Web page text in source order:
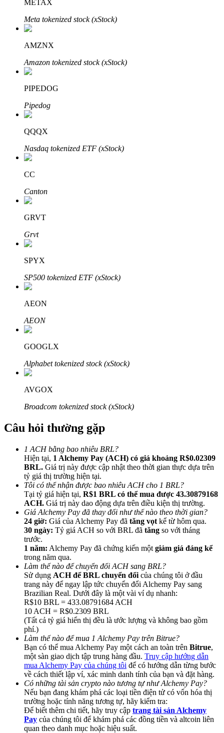
Đầu tư cố định và quản lý tài chính
Tận hưởng việc quản lý tài chính hiện tại và thu nhập lâu dài
Bitrue
Đối tác Bitrue
Đối tác Bitrue
Lên đến 65% hoa hồng!
Giới thiệu
Mời một người bạn để nhận phần thưởng tiền mặt
BTC Welcome Rewards
BTC Welcome Rewards
Deposit & Trade BTC to Share 25000 USDT prize pool!
Deposit CASHCAT & Win
METAX
Meta tokenized stock (xStock)
AMZNX
Amazon tokenized stock (xStock)
PIPEDOG
Pipedog
QQQX
Nasdaq tokenized ETF (xStock)
CC
Canton
GRVT
Grvt
SPYX
SP500 tokenized ETF (xStock)
AEON
AEON
GOOGLX
Alphabet tokenized stock (xStock)
AVGOX
Broadcom tokenized stock (xStock)
Câu hỏi thường gặp
1 ACH bằng bao nhiêu BRL?
Hiện tại, 1 Alchemy Pay (ACH) có giá khoảng R$0.02309
BRL. Giá trị này được cập nhật theo thời gian thực dựa trên
tỷ giá thị trường hiện tại.
Tôi có thể nhận được bao nhiêu ACH cho 1 BRL?
Tại tỷ giá hiện tại, R$1 BRL có thể mua được 43.30879168
ACH. Giá trị này dao động dựa trên điều kiện thị trường.
Giá Alchemy Pay đã thay đổi như thế nào theo thời gian?
24 giờ: Giá của Alchemy Pay đã tăng vọt kể từ hôm qua.
30 ngày: Tỷ giá ACH so với BRL đã tăng so với tháng
trước.
1 năm: Alchemy Pay đã chứng kiến một giảm giá đáng kể
trong năm qua.
Làm thế nào để chuyển đổi ACH sang BRL?
Sử dụng ACH để BRL chuyển đổi của chúng tôi ở đầu
trang này để ngay lập tức chuyển đổi Alchemy Pay sang
Brazilian Real. Dưới đây là một vài ví dụ nhanh:
R$10 BRL = 433.08791684 ACH
10 ACH = R$0.2309 BRL
(Tất cả tỷ giá hiển thị đều là ước lượng và không bao gồm
phí.)
Làm thế nào để mua 1 Alchemy Pay trên Bitrue?
Bạn có thể mua Alchemy Pay một cách an toàn trên Bitrue,
một sàn giao dịch tập trung hàng đầu. Truy cập hướng dẫn
mua Alchemy Pay của chúng tôi để có hướng dẫn từng bước
về cách thiết lập ví, xác minh danh tính của bạn và đặt hàng.
Có những tài sản crypto nào tương tự như Alchemy Pay?
Nếu bạn đang khám phá các loại tiền điện tử có vốn hóa thị
trường hoặc tính năng tương tự, hãy kiểm tra:
Để biết thêm chi tiết, hãy truy cập trang tài sản Alchemy
Pay của chúng tôi để khám phá các đồng tiền và altcoin liên
quan theo danh mục hoặc hiệu suất.